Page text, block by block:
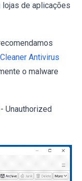
de aplicações
Antivirus
o malware
Unauthorized